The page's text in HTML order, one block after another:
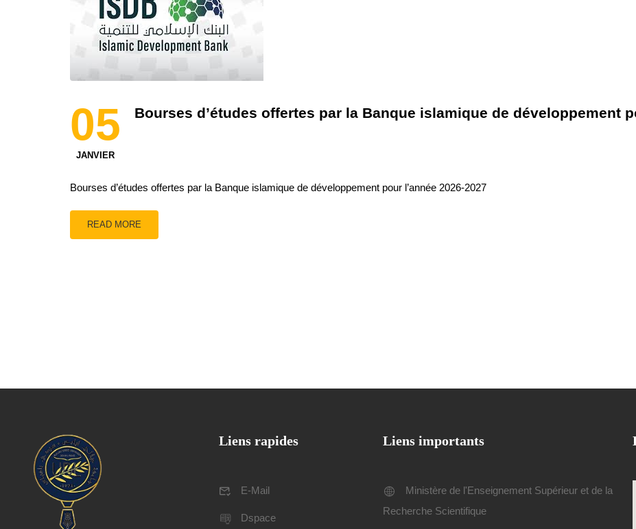
05
JANVIER
Bourses d’études offertes par la Banque islamique de développement
Bourses d’études offertes par la Banque islamique de développement pour l’année 2026-2027
READ MORE
Liens rapides
E-Mail
Dspace
Liens importants
Ministère de l'Enseignement Supérieur et de la
Recherche Scientifique